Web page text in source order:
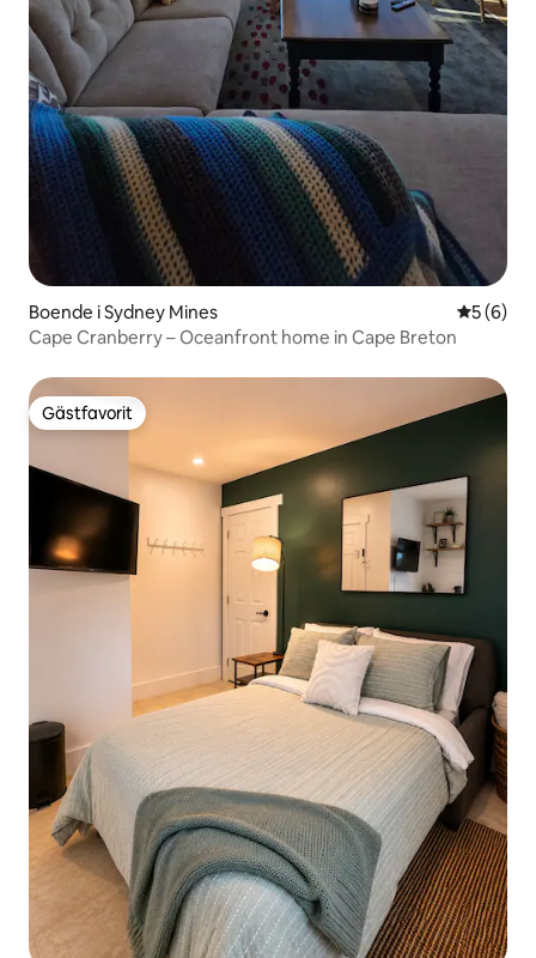
Boende i Sydney Mines 5 av 5 i
5 (6)
Cape Cranberry – Oceanfront home in Cape Breton
Gästfavorit
Gästfavorit